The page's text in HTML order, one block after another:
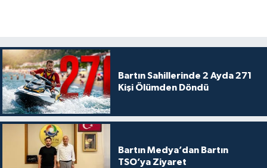
Bartın Sahillerinde 2 Ayda 271
Kişi Ölümden Döndü
Bartın Medya’dan Bartın
TSO’ya Ziyaret